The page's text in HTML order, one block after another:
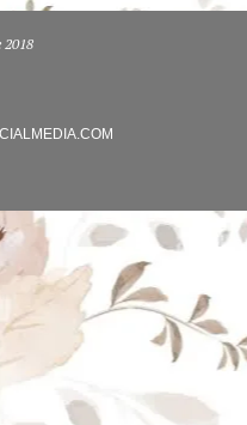
2018